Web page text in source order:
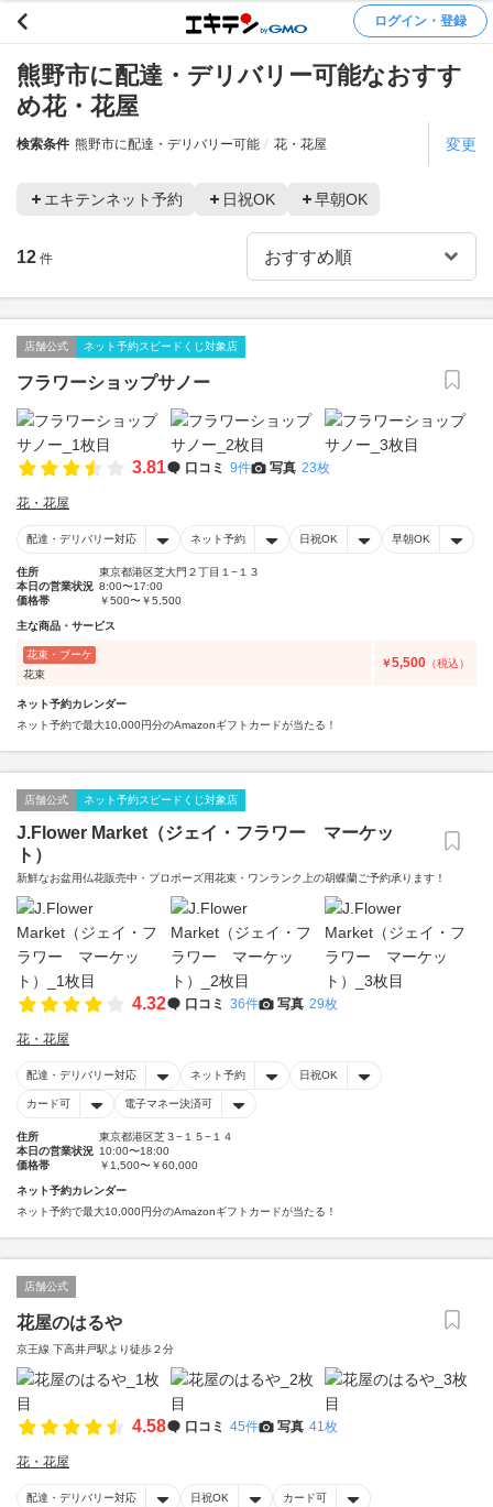
ログイン・登録
熊野市に配達・デリバリー可能なおすす
め花・花屋
検索条件 熊野市に配達・デリバリー可能 花・花屋 変更
エキテンネット予約 日祝OK 早朝OK
12 件
店舗公式 ネット予約スピードくじ対象店
フラワーショップサノー
3.81 口コミ 9件 写真 23枚
花・花屋
配達・デリバリー対応 ネット予約 日祝OK 早朝OK
住所
東京都港区芝大門２丁目１−１３
本日の営業状況 8:00〜17:00
価格帯
￥500〜￥5,500
主な商品・サービス
花束・ブーケ
花束
￥5,500 （税込）
ネット予約カレンダー
ネット予約で最大10,000円分のAmazonギフトカードが当たる！
店舗公式 ネット予約スピードくじ対象店
J.Flower Market（ジェイ・フラワー マーケッ
ト）
新鮮なお盆用仏花販売中・プロポーズ用花束・ワンランク上の胡蝶蘭ご予約承ります！
4.32 口コミ 36件 写真 29枚
花・花屋
配達・デリバリー対応 ネット予約 日祝OK
カード可 電子マネー決済可
住所
東京都港区芝３−１５−１４
本日の営業状況 10:00〜18:00
価格帯
￥1,500〜￥60,000
ネット予約カレンダー
ネット予約で最大10,000円分のAmazonギフトカードが当たる！
店舗公式
花屋のはるや
京王線 下高井戸駅より徒歩２分
4.58 口コミ 45件 写真 41枚
花・花屋
配達・デリバリー対応 日祝OK カード可